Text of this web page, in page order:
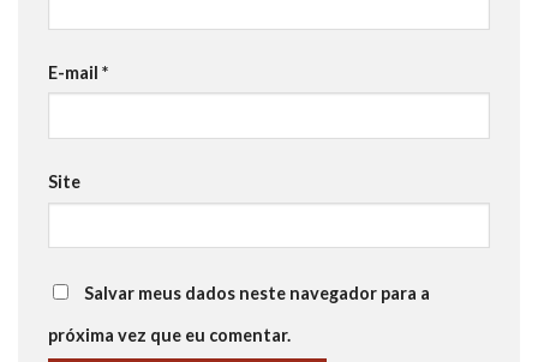
E-mail *
Site
Salvar meus dados neste navegador para a
próxima vez que eu comentar.